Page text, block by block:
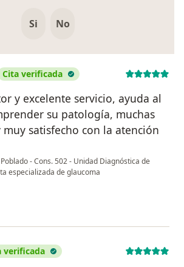
Si No
Cita verificada
y excelente servicio, ayuda al
su patología, muchas
satisfecho con la atención
- Cons. 502 - Unidad Diagnóstica de
especializada de glaucoma
Felipe Rico
verificada